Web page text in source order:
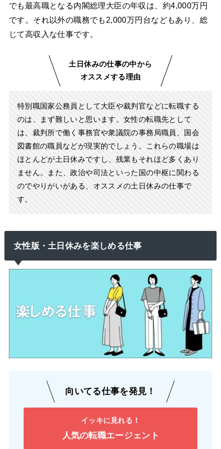
でも最高職となる内閣総理大臣の年収は、約4,000万円
です。それ以外の職務でも2,000万円台などもあり、総
じて高収入な仕事です。
土日休みの仕事の中から
オススメする理由
特別職国家公務員として大臣や裁判官などに転職する
のは、まず難しいと思います。女性の転職先として
は、裁判所で働く事務官や衆議院の事務局職員、国会
図書館の職員などが現実的でしょう。これらの職場は
ほとんどが土日休みですし、残業もそれほど多くあり
ません。また、政治や司法といった国の中枢に関わる
のでやりがいがある、オススメの土日休みの仕事で
す。
女性版・土日休みを楽しめる仕事
向いてる仕事を発見！
イッキに見れる！
人気の転職エージェント